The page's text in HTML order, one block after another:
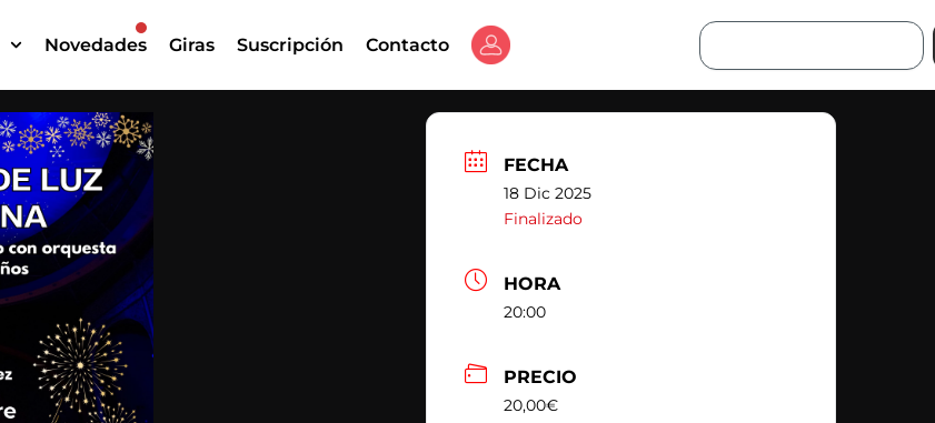
Novedades Giras Suscripción Contacto
Buscar
FECHA
18 Dic 2025
Finalizado
HORA
20:00
PRECIO
20,00€